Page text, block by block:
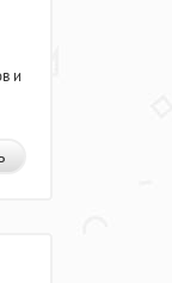
и